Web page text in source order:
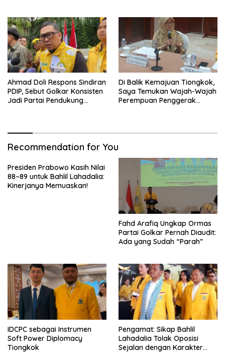
Ahmad Doli Respons Sindiran
PDIP, Sebut Golkar Konsisten
Jadi Partai Pendukung
Di Balik Kemajuan Tiongkok,
Saya Temukan Wajah-Wajah
Perempuan Penggerak
Recommendation for You
Presiden Prabowo Kasih Nilai
88–89 untuk Bahlil Lahadalia:
Kinerjanya Memuaskan!
Fahd Arafiq Ungkap Ormas
Partai Golkar Pernah Diaudit:
Ada yang Sudah “Parah”
IDCPC sebagai Instrumen
Soft Power Diplomacy
Tiongkok
Pengamat: Sikap Bahlil
Lahadalia Tolak Oposisi
Sejalan dengan Karakter